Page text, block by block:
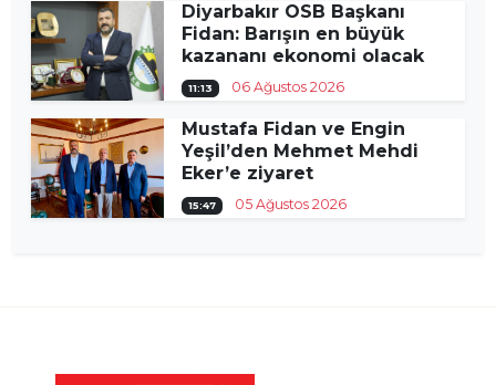
Diyarbakır OSB Başkanı
Fidan: Barışın en büyük
kazananı ekonomi olacak
11:13 06 Ağustos 2026
Mustafa Fidan ve Engin
Yeşil’den Mehmet Mehdi
Eker’e ziyaret
15:47 05 Ağustos 2026